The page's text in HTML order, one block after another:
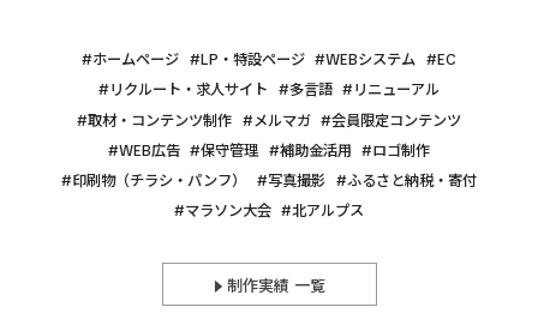
ホームページ LP・特設ページ WEBシステム
EC
リクルート・求人サイト
多言語
リニューアル
取材・コンテンツ制作
メルマガ
会員限定コンテンツ
WEB広告
保守管理 補助金活用
ロゴ制作
印刷物（チラシ・パンフ）
写真撮影
ふるさと納税・寄付
マラソン大会
北アルプス
制作実績 一覧